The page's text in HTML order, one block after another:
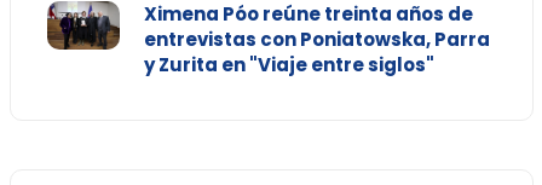
Ximena Póo reúne treinta años de
entrevistas con Poniatowska, Parra
y Zurita en "Viaje entre siglos"